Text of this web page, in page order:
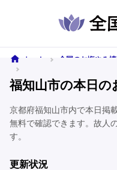
ホーム 全国のお悔やみ
福知山市の本日の
京都府福知山市内で本日掲
無料で確認できます。故人
す。
更新状況